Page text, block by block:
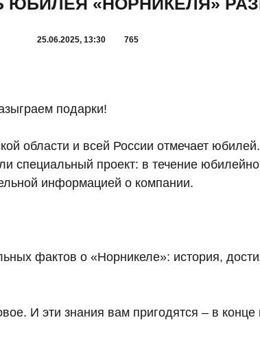
25.06.2025, 13:30 765
подарки!
области и всей России отмечает
специальный проект: в течение
информацией о компании.
фактов о «Норникеле»: история,
И эти знания вам пригодятся – в